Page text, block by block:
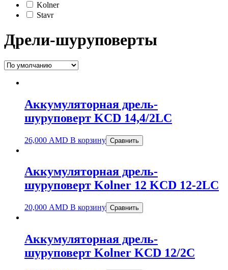
Kolner
Stavr
Дрели-шуруповерты
Аккумуляторная дрель-
шуруповерт KCD 14,4/2LС
26,000 AMD В корзину Сравнить
Аккумуляторная дрель-
шуруповерт Kolner 12 KCD 12-2LC
20,000 AMD В корзину Сравнить
Аккумуляторная дрель-
шуруповерт Kolner KCD 12/2C